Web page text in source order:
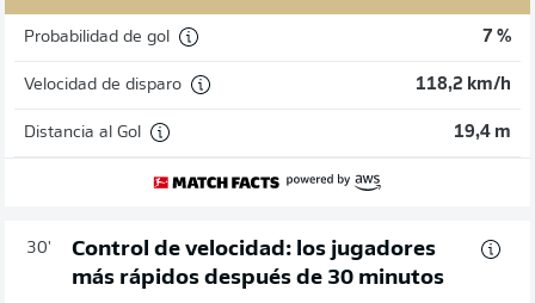
Probabilidad de gol 7 %
Velocidad de disparo 118,2 km/h
Distancia al Gol 19,4 m
30'
Control de velocidad: los jugadores
más rápidos después de 30 minutos